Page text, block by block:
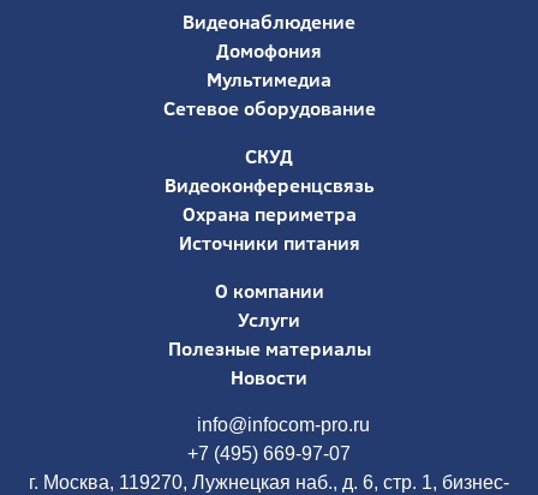
Видеонаблюдение
Домофония
Мультимедиа
Сетевое оборудование
СКУД
Видеоконференцсвязь
Охрана периметра
Источники питания
О компании
Услуги
Полезные материалы
Новости
info@infocom-pro.ru
+7 (495) 669-97-07
г. Москва, 119270, Лужнецкая наб., д. 6, стр. 1, бизнес-